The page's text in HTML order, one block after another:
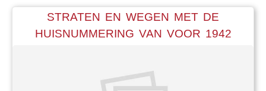
STRATEN EN WEGEN MET DE
HUISNUMMERING VAN VOOR 1942